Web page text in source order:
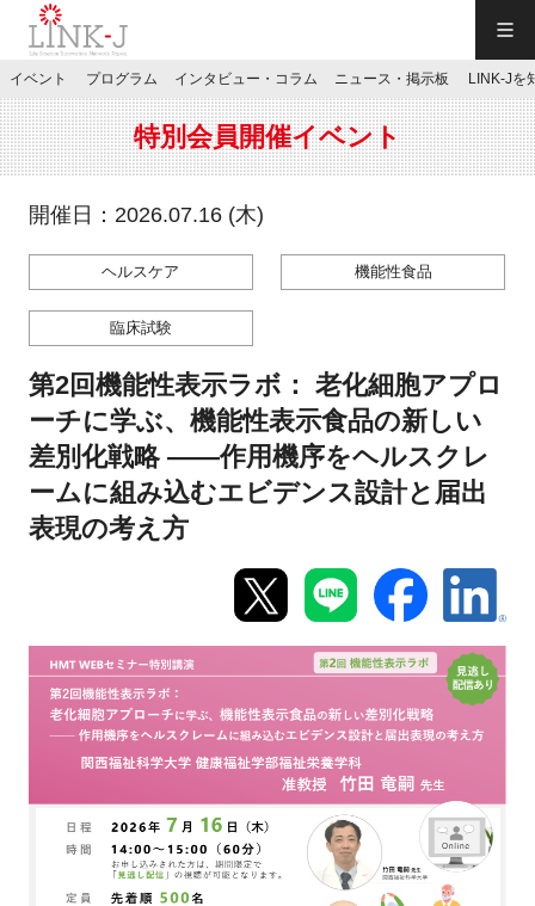
JP／EN
特別会員専用メニュー
お問い合わせ
マイページ
イベント
プログラム
インタビュー・コラム
ニュース・掲示板
LINK-Jを知る
イベント プログラム インタビュー・コラム ニュース・掲示板 LINK-Jを
特別会員開催イベント
開催日：2026.07.16 (木)
ヘルスケア 機能性食品
臨床試験
第2回機能性表示ラボ： 老化細胞アプロ
ーチに学ぶ、機能性表示食品の新しい
差別化戦略 ――作用機序をヘルスクレ
ームに組み込むエビデンス設計と届出
表現の考え方